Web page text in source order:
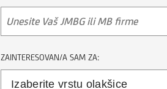
ZAINTERESOVAN/A SAM ZA: